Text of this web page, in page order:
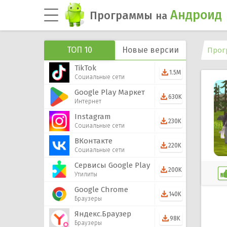
Программы на Андроид
ТОП 10 Новые версии
TikTok
Социальные сети
1.5M
Google Play Маркет
Интернет
630K
Instagram
Социальные сети
230K
ВКонтакте
Социальные сети
220K
Сервисы Google Play
Утилиты
200K
Google Chrome
Браузеры
140K
Яндекс.Браузер
Браузеры
98K